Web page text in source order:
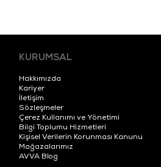
KURUMSAL
Hakkımızda
Kariyer
İletişim
Sözleşmeler
Çerez Kullanımı ve Yönetimi
Bilgi Toplumu Hizmetleri
Kişisel Verilerin Korunması Kanunu
Mağazalarımız
AVVA Blog